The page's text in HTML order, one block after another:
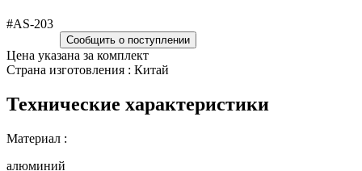
#AS-203
Сообщить о поступлении
Цена указана за комплект
Страна изготовления : Китай
Технические характеристики
Материал :
алюминий